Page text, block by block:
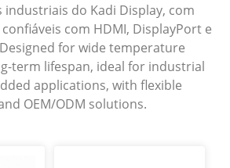
do Kadi Display, com
com HDMI, DisplayPort e
for wide temperature
term lifespan, ideal for industrial
applications, with flexible
OEM/ODM solutions.